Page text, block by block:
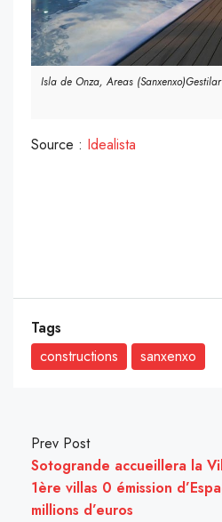
Isla de Onza, Areas (Sanxenxo)Gestilar
Source : Idealista
Tags
constructions
sanxenxo
Prev Post
Sotogrande accueillera la
1ère villas 0 émission
millions d’euros